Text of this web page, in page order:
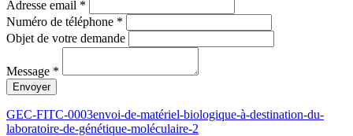
Adresse email *
Numéro de téléphone *
Objet de votre demande
Message *
Envoyer
GEC-FITC-0003envoi-de-matériel-biologique-à-destination-du-
laboratoire-de-génétique-moléculaire-2